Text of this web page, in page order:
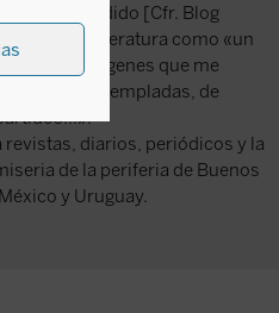
tiempo perdido [Cfr. Blog
paso a la literatura como «un
imágenes que me
contempladas, de
revistas, diarios, periódicos y la
de la periferia de Buenos
y Uruguay.